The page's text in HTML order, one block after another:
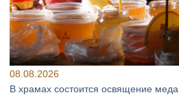
08.08.2026
В храмах состоится освящение меда